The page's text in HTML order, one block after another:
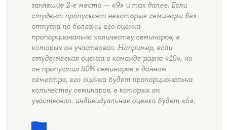
занявшие 2-е место — «9» и так далее. Если
студент пропускает некоторые семинары без
отпуска по болезни, его оценка
пропорциональна количеству семинаров, в
которых он участвовал. Например, если
студенческая оценка в команде равна «10», но
он пропустил 50% семинаров в данном
семестре, его оценка будет пропорциональна
количеству семинаров, в которых он
участвовал. индивидуальная оценка будет «5».